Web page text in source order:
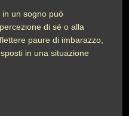
un sogno può
di sé o alla
paure di imbarazzo,
in una situazione